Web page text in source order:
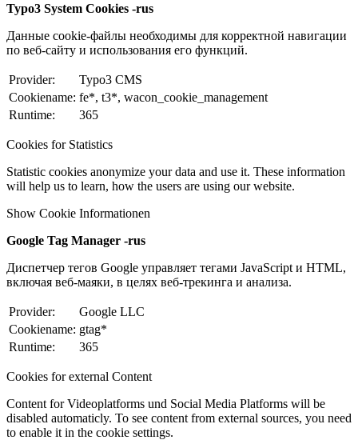
Typo3 System Cookies -rus
Данные cookie-файлы необходимы для корректной навигации
по веб-сайту и использования его функций.
Provider:
Typo3 CMS
Cookiename: fe*, t3*, wacon_cookie_management
Runtime:
365
Cookies for Statistics
Statistic cookies anonymize your data and use it. These information
will help us to learn, how the users are using our website.
Show Cookie Informationen
Google Tag Manager -rus
Диспетчер тегов Google управляет тегами JavaScript и HTML,
включая веб-маяки, в целях веб-трекинга и анализа.
Provider:
Google LLC
Cookiename: gtag*
Runtime:
365
Cookies for external Content
Content for Videoplatforms und Social Media Platforms will be
disabled automaticly. To see content from external sources, you need
to enable it in the cookie settings.